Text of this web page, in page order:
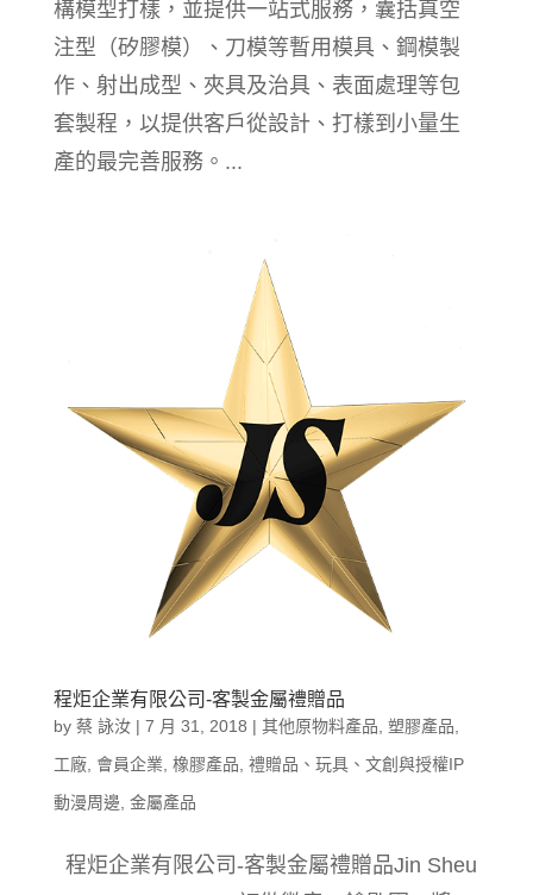
構模型打樣，並提供一站式服務，囊括真空
注型（矽膠模）、刀模等暫用模具、鋼模製
作、射出成型、夾具及治具、表面處理等包
套製程，以提供客戶從設計、打樣到小量生
產的最完善服務。...
程炬企業有限公司-客製金屬禮贈品
by 蔡 詠汝| 7 月 31, 2018 | 其他原物料產品, 塑膠產品,
工廠, 會員企業, 橡膠產品, 禮贈品、玩具、文創與授權IP
動漫周邊, 金屬產品
程炬企業有限公司-客製金屬禮贈品Jin Sheu